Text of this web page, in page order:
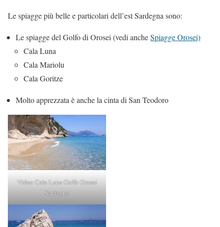
Le spiagge più belle e particolari dell’est Sardegna sono:
Le spiagge del Golfo di Orosei (vedi ancheSpiagge Orosei)
Cala Luna
Cala Mariolu
Cala Goritze
Molto apprezzata è anche la cinta di San Teodoro
Video Cala Luna Golfo Orosei
Sardegna